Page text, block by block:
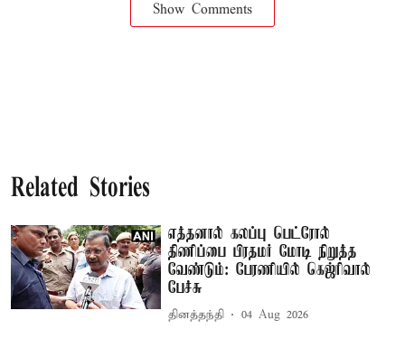
Show Comments
Related Stories
எத்தனால் கலப்பு பெட்ரோல்
திணிப்பை பிரதமர் மோடி நிறுத்த
வேண்டும்: பேரணியில் கெஜ்ரிவால்
பேச்சு
தினத்தந்தி 04 Aug 2026